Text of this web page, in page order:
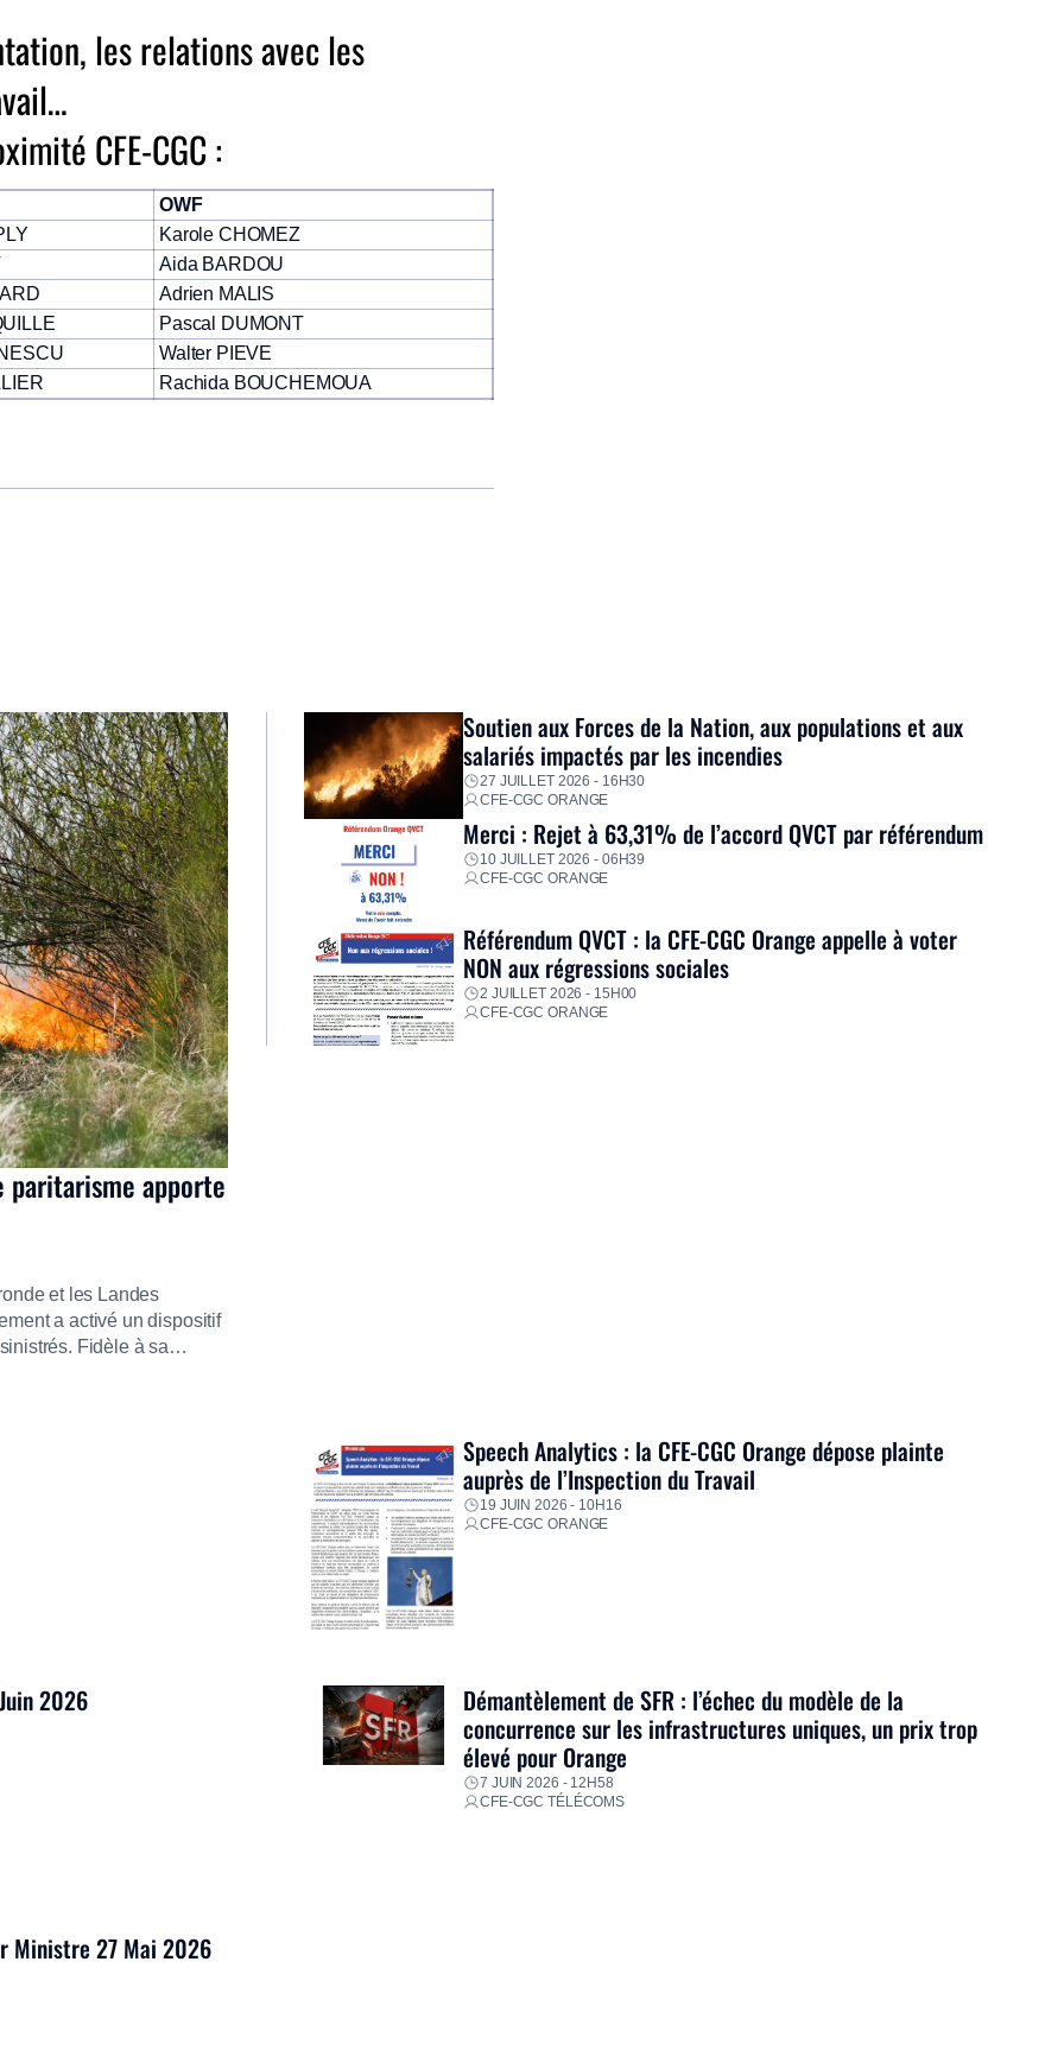
les relations avec les
CFE-CGC :
OWF
Karole CHOMEZ
Aida BARDOU
Adrien MALIS
Pascal DUMONT
Walter PIEVE
Rachida BOUCHEMOUA
paritarisme apporte
et les Landes
a activé un dispositif
Fidèle à sa
Soutien aux Forces de la Nation, aux populations et aux
salariés impactés par les incendies
27 JUILLET 2026 - 16H30
CFE-CGC ORANGE
Merci : Rejet à 63,31% de l’accord QVCT par référendum
10 JUILLET 2026 - 06H39
CFE-CGC ORANGE
Référendum QVCT : la CFE-CGC Orange appelle à voter
NON aux régressions sociales
2 JUILLET 2026 - 15H00
CFE-CGC ORANGE
Speech Analytics : la CFE-CGC Orange dépose plainte
auprès de l’Inspection du Travail
19 JUIN 2026 - 10H16
CFE-CGC ORANGE
2026
Démantèlement de SFR : l’échec du modèle de la
concurrence sur les infrastructures uniques, un prix trop
élevé pour Orange
7 JUIN 2026 - 12H58
CFE-CGC TÉLÉCOMS
Ministre 27 Mai 2026